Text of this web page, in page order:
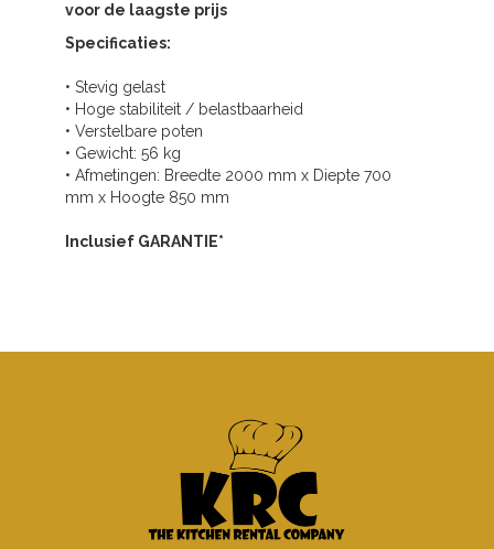
voor de laagste prijs
Specificaties:
• Stevig gelast
• Hoge stabiliteit / belastbaarheid
• Verstelbare poten
• Gewicht: 56 kg
• Afmetingen: Breedte 2000 mm x Diepte 700
mm x Hoogte 850 mm
Inclusief GARANTIE*